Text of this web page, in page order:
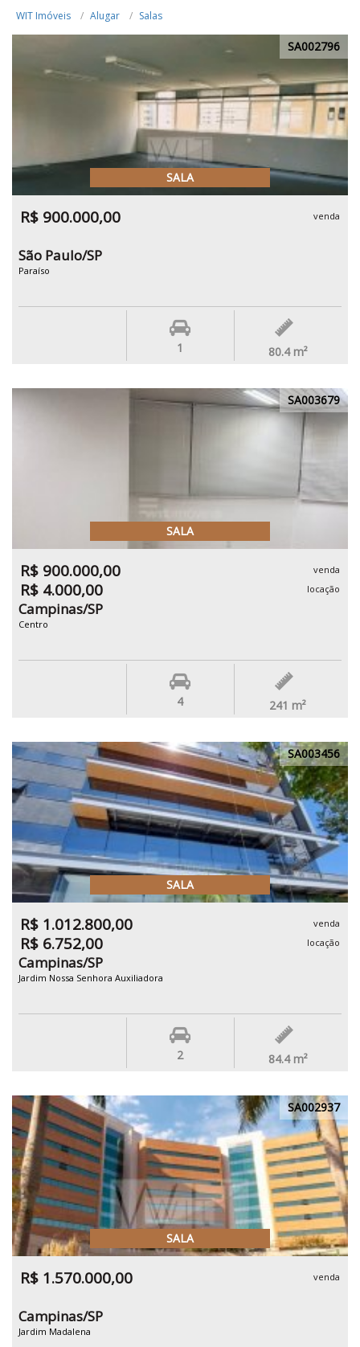
WIT Imóveis Alugar Salas
SA002796
SALA
R$ 900.000,00 venda
São Paulo/SP
Paraíso
1 80.4 m²
SA003679
SALA
R$ 900.000,00 venda
R$ 4.000,00 locação
Campinas/SP
Centro
4 241 m²
SA003456
SALA
R$ 1.012.800,00 venda
R$ 6.752,00 locação
Campinas/SP
Jardim Nossa Senhora Auxiliadora
2 84.4 m²
SA002937
SALA
R$ 1.570.000,00 venda
Campinas/SP
Jardim Madalena